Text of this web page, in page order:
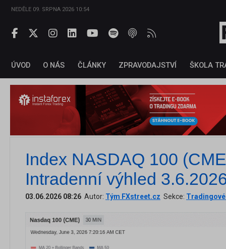
NEDĚLE 09. SRPNA 2026 10:54
ÚVOD O NÁS ČLÁNKY ZPRAVODAJSTVÍ ŠKOLA
Index NASDAQ 100
Intradenní výhled
03.06.2026 08:26 Autor: Tým FXstreet.cz Sekce: Tradingové